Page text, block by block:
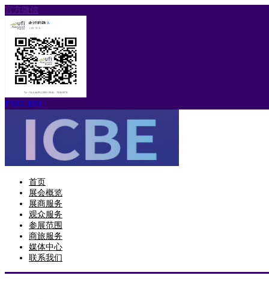
官方微信
ENGLISH
首页
展会概览
展商服务
观众服务
参展范围
商旅服务
媒体中心
联系我们